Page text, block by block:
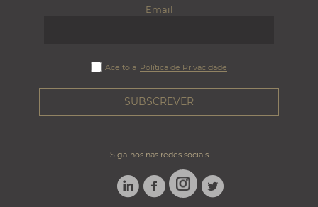
Email
Aceito a Política de Privacidade
Siga-nos nas redes sociais
LINKEDINFACEBOOK
INSTAGRAM
TWITTER